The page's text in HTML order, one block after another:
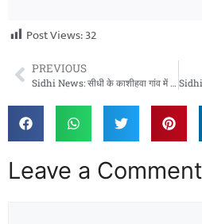
Post Views:32
PREVIOUS
Sidhi News: सीधी के काशीहवा गांव में कच्चे मकान में लगी भीषण आग, तीन बच्चों की जिंदा जलकर मौत
Leave a Comment